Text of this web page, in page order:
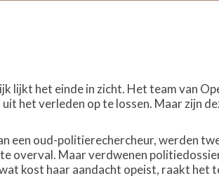
lijkt het einde in zicht. Het team van
het verleden op te lossen. Maar zijn
een oud-politierechercheur, werden
overval. Maar verdwenen
kost haar aandacht opeist, raakt het